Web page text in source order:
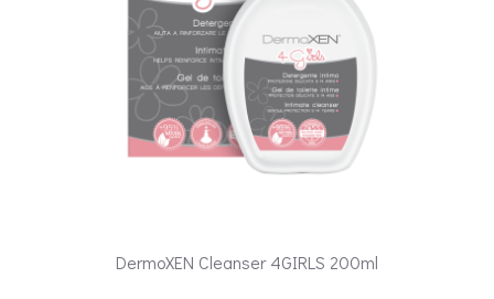
DermoXEN Cleanser 4GIRLS 200ml